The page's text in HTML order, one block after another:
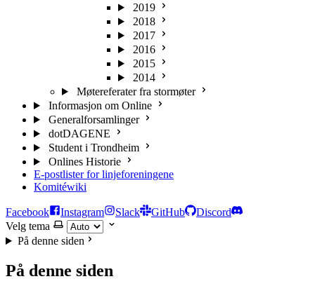
2019
2018
2017
2016
2015
2014
Møtereferater fra stormøter
Informasjon om Online
Generalforsamlinger
dotDAGENE
Student i Trondheim
Onlines Historie
E-postlister for linjeforeningene
Komitéwiki
Facebook Instagram Slack GitHub
Discord
Velg tema
På denne siden
På denne siden